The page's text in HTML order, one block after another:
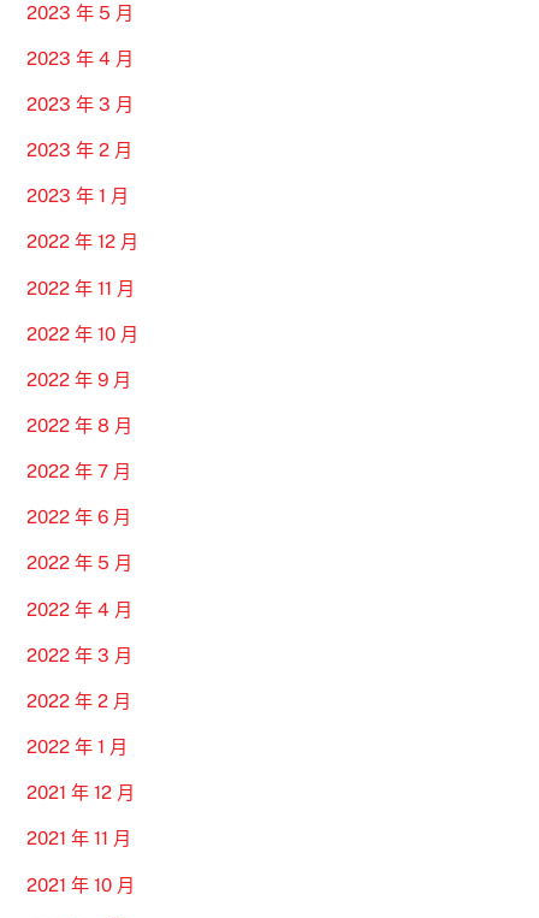
2023 年 5 月
2023 年 4 月
2023 年 3 月
2023 年 2 月
2023 年 1 月
2022 年 12 月
2022 年 11 月
2022 年 10 月
2022 年 9 月
2022 年 8 月
2022 年 7 月
2022 年 6 月
2022 年 5 月
2022 年 4 月
2022 年 3 月
2022 年 2 月
2022 年 1 月
2021 年 12 月
2021 年 11 月
2021 年 10 月